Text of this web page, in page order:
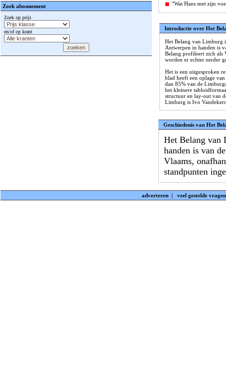
Zoek abonnement
Zoek op prijs
en/of op krant
“Wat Hans met zijn
Introductie over Het
Het Belang van Limburg
Antwerpen in handen is
Belang profileert zich
worden er echter eerder
Het is een uitgesproken
blad heeft een oplage
dan 85% van de
het kleinere
structuur en lay-out van
Limburg is Ivo
Geschiedenis van Het
Het Belang van
handen is van
Vlaams,
standpunten
adverteren | veel gestelde vragen